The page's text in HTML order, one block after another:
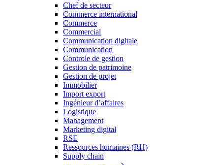
Chef de secteur
Commerce international
Commerce
Commercial
Communication digitale
Communication
Controle de gestion
Gestion de patrimoine
Gestion de projet
Immobilier
Import export
Ingénieur d’affaires
Logistique
Management
Marketing digital
RSE
Ressources humaines (RH)
Supply chain